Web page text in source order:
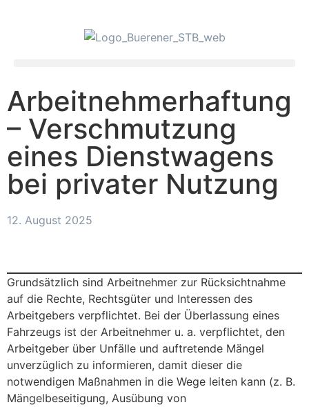
Arbeitnehmerhaftung
– Verschmutzung
eines Dienstwagens
bei privater Nutzung
12. August 2025
Grundsätzlich sind Arbeitnehmer zur Rücksichtnahme
auf die Rechte, Rechtsgüter und Interessen des
Arbeitgebers verpflichtet. Bei der Überlassung eines
Fahrzeugs ist der Arbeitnehmer u. a. verpflichtet, den
Arbeitgeber über Unfälle und auftretende Mängel
unverzüglich zu informieren, damit dieser die
notwendigen Maßnahmen in die Wege leiten kann (z. B.
Mängelbeseitigung, Ausübung von